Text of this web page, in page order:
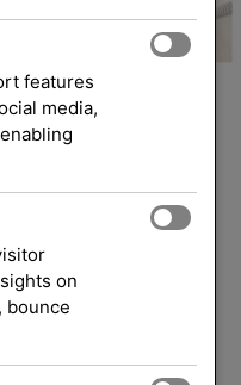
features
media,
on
bounce